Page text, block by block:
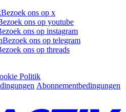
Bezoek ons op x
ons op youtube
ons op instagram
Bezoek ons op telegram
ons op threads
Politik
Abonnementbedingungen